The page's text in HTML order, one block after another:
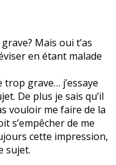
Mais oui t’as
en étant malade
trop grave… j’essaye
De plus je sais qu’il
vouloir me faire de la
s’empêcher de me
cette impression,
sujet.